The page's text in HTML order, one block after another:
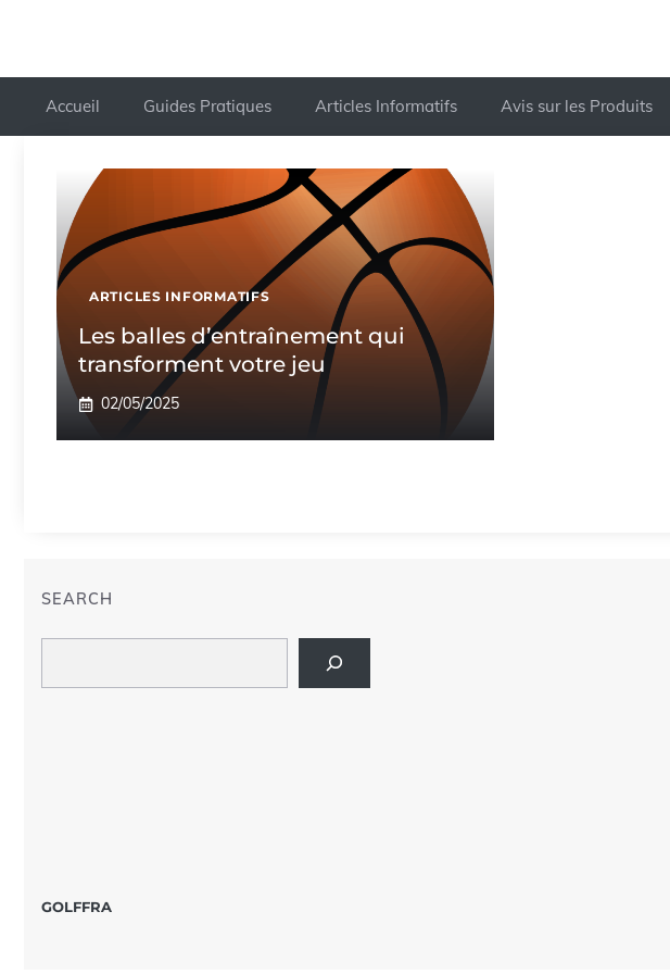
Accueil Guides Pratiques Articles Informatifs Avis sur les Produits
ARTICLES INFORMATIFS
Les balles d’entraînement qui
transforment votre jeu
02/05/2025
SEARCH
GOLFFRA